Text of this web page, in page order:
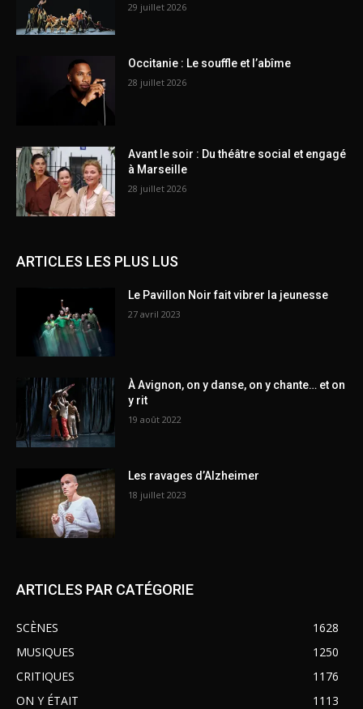
29 juillet 2026
Occitanie : Le souffle et l’abîme
28 juillet 2026
Avant le soir : Du théâtre social et engagé
à Marseille
28 juillet 2026
ARTICLES LES PLUS LUS
Le Pavillon Noir fait vibrer la jeunesse
27 avril 2023
À Avignon, on y danse, on y chante… et on
y rit
19 août 2022
Les ravages d’Alzheimer
18 juillet 2023
ARTICLES PAR CATÉGORIE
SCÈNES
1628
MUSIQUES
1250
CRITIQUES
1176
ON Y ÉTAIT
1113